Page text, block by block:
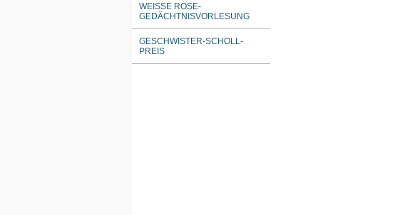
WEISSE ROSE-G
EDÄCHTNISVORLESUNG
GESCHWISTER-SCHOLL-
PREIS